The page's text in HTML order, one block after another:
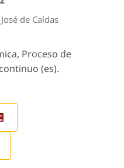
de Caldas
Proceso de
(es).